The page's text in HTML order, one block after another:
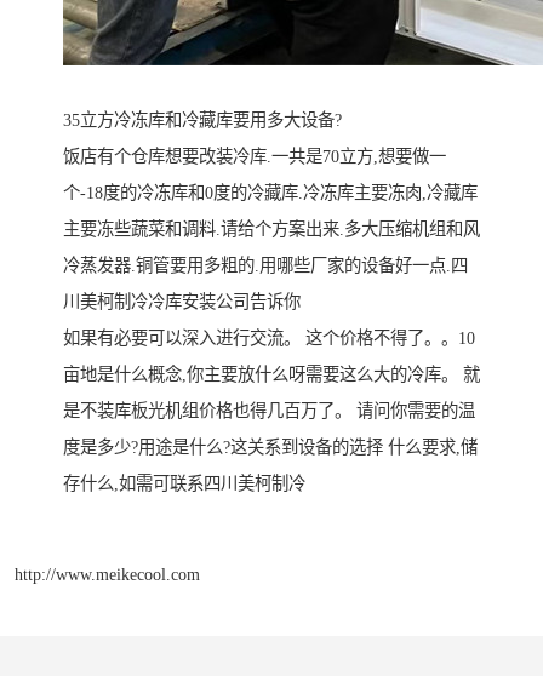
35立方冷冻库和冷藏库要用多大设备?
饭店有个仓库想要改装冷库.一共是70立方,想要做一
个-18度的冷冻库和0度的冷藏库.冷冻库主要冻肉,冷藏库
主要冻些蔬菜和调料.请给个方案出来.多大压缩机组和风
冷蒸发器.铜管要用多粗的.用哪些厂家的设备好一点.四
川美柯制冷冷库安装公司告诉你
如果有必要可以深入进行交流。 这个价格不得了。。10
亩地是什么概念,你主要放什么呀需要这么大的冷库。 就
是不装库板光机组价格也得几百万了。 请问你需要的温
度是多少?用途是什么?这关系到设备的选择 什么要求,储
存什么,如需可联系四川美柯制冷
http://www.meikecool.com